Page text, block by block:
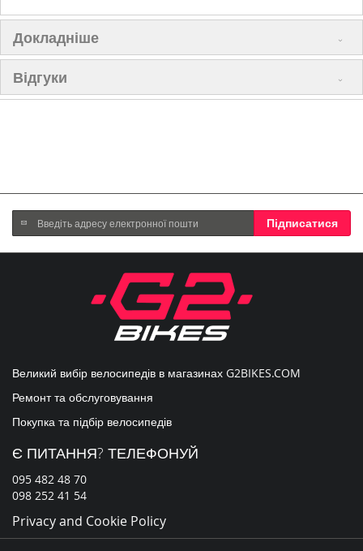
Докладніше
Відгуки
Підпишіться
на
нашу
Підписатися
Великий вибір велосипедів в магазинах G2BIKES.COM
Ремонт та обслуговування
Покупка та підбір велосипедів
Є ПИТАННЯ? ТЕЛЕФОНУЙ
095 482 48 70
098 252 41 54
Privacy and Cookie Policy